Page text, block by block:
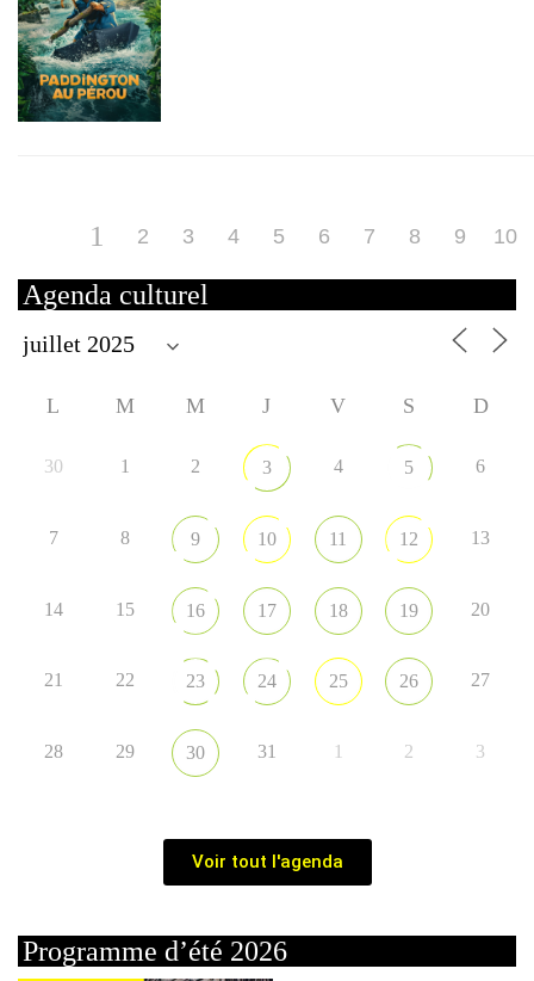
1 2 3 4 5 6 7 8 9 10
Agenda culturel
L M M J V S D
30 1 2 3 4 5 6
7 8 9 10 11 12 13
14 15 16 17 18 19 20
21 22 23 24 25 26 27
28 29 30 31 1 2 3
Voir tout l'agenda
Programme d’été 2026